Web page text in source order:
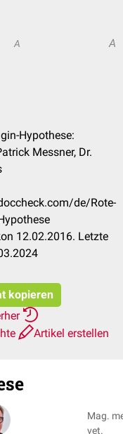
A A
Hypothese:
Messner, Dr.
de/Rote-
12.02.2016. Letzte
kopieren
Artikel erstellen
Mag.
vet.